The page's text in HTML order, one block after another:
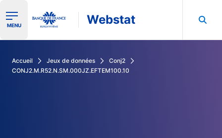
Ouvrir le menu de navigation
MENU Webstat
Accueil Jeux de données
Conj2
CONJ2.M.R52.N.SM.000JZ.EFTEM100.10